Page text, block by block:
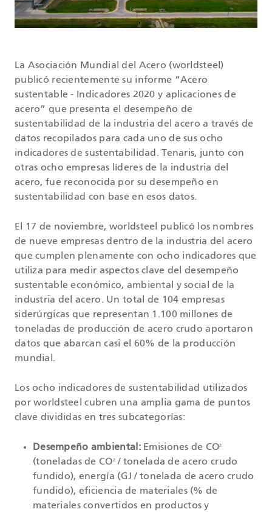
La Asociación Mundial del Acero (worldsteel)
publicó recientemente su informe “Acero
sustentable - Indicadores 2020 y aplicaciones de
acero” que presenta el desempeño de
sustentabilidad de la industria del acero a través de
datos recopilados para cada uno de sus ocho
indicadores de sustentabilidad. Tenaris, junto con
otras ocho empresas líderes de la industria del
acero, fue reconocida por su desempeño en
sustentabilidad con base en esos datos.
El 17 de noviembre, worldsteel publicó los nombres
de nueve empresas dentro de la industria del acero
que cumplen plenamente con ocho indicadores que
utiliza para medir aspectos clave del desempeño
sustentable económico, ambiental y social de la
industria del acero. Un total de 104 empresas
siderúrgicas que representan 1.100 millones de
toneladas de producción de acero crudo aportaron
datos que abarcan casi el 60% de la producción
mundial.
Los ocho indicadores de sustentabilidad utilizados
por worldsteel cubren una amplia gama de puntos
clave divididas en tres subcategorías:
Desempeño ambiental:Emisiones de CO2
(toneladas de CO2/ tonelada de acero crudo
fundido), energía (GJ / tonelada de acero crudo
fundido), eficiencia de materiales (% de
materiales convertidos en productos y